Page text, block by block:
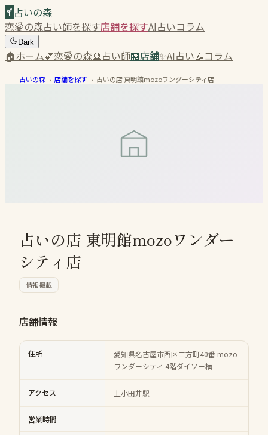
占いの森
恋愛の森占い師を探す店舗を探すAI占いコラム
Dark
🏠ホーム💕恋愛の森🔮占い師🏪店舗✨AI占い📝コラム
占いの森 › 店舗を探す › 占いの店 東明館mozoワンダーシティ店
占いの店 東明館mozoワンダー
シティ店
情報掲載
店舗情報
住所
愛知県名古屋市西区二方町40番 mozo
ワンダーシティ 4階ダイソー横
アクセス 上小田井駅
営業時間